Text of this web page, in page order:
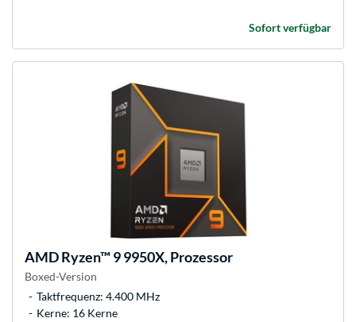
Sofort verfügbar
AMDRyzen™ 9 9950X, Prozessor
Boxed-Version
Taktfrequenz: 4.400 MHz
Kerne: 16 Kerne